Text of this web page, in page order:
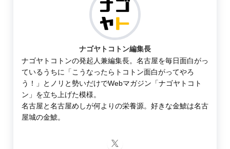
ナゴヤトコトン編集長
ナゴヤトコトンの発起人兼編集長。名古屋を毎日面白がっ
ているうちに「こうなったらトコトン面白がってやろ
う！」とノリと勢いだけでWebマガジン「ナゴヤトコト
ン」を立ち上げた模様。
名古屋と名古屋めしが何よりの栄養源。好きな金鯱は名古
屋城の金鯱。